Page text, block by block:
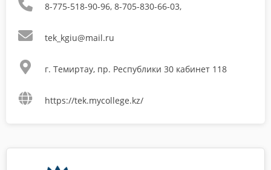
8-775-518-90-96, 8-705-830-66-03,
tek_kgiu@mail.ru
г. Темиртау, пр. Республики 30 кабинет 118
https://tek.mycollege.kz/